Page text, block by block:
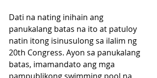
Dati na nating inihain ang
panukalang batas na ito at patuloy
natin itong isinusulong sa ilalim ng
20th Congress. Ayon sa panukalang
batas, imamandato ang mga